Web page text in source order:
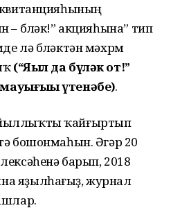
квитанцияһының
– бүләк!” акцияһына” тип
лә бүләктән мәхрүм
(“Яҙыл да бүләк от!”
үтенәбеҙ).
ҡайғыртып
бошонмаһын. Әгәр 20
барып, 2018
яҙылһағыҙ, журнал